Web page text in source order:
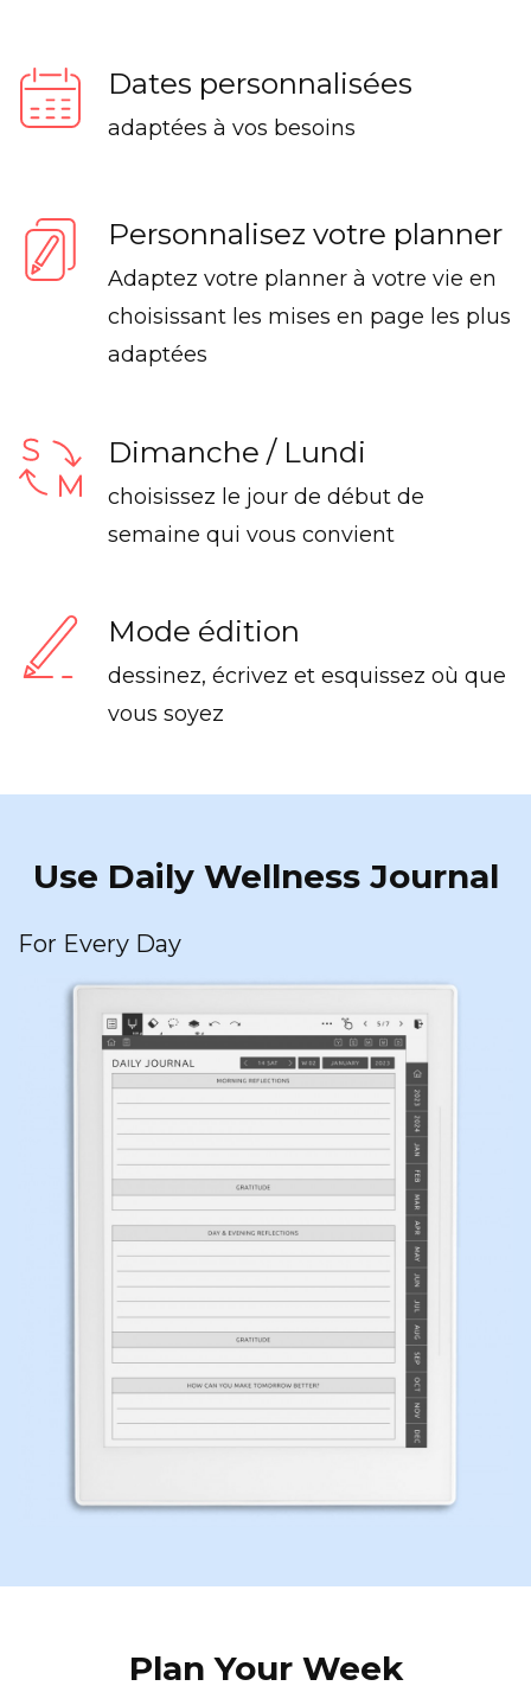
Dates personnalisées
adaptées à vos besoins
Personnalisez votre planner
Adaptez votre planner à votre vie en
choisissant les mises en page les plus
adaptées
Dimanche / Lundi
choisissez le jour de début de
semaine qui vous convient
Mode édition
dessinez, écrivez et esquissez où que
vous soyez
Use Daily Wellness Journal
For Every Day
Plan Your Week